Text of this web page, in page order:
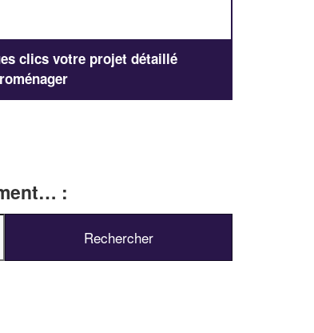
clics votre projet détaillé
: